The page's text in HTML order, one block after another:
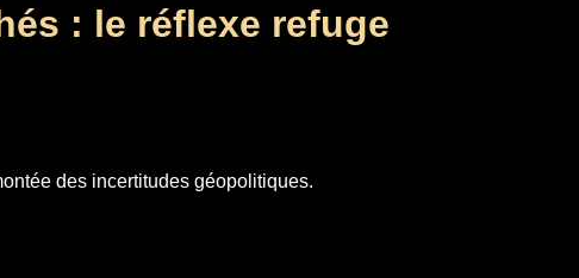
: le réflexe refuge
des incertitudes géopolitiques.